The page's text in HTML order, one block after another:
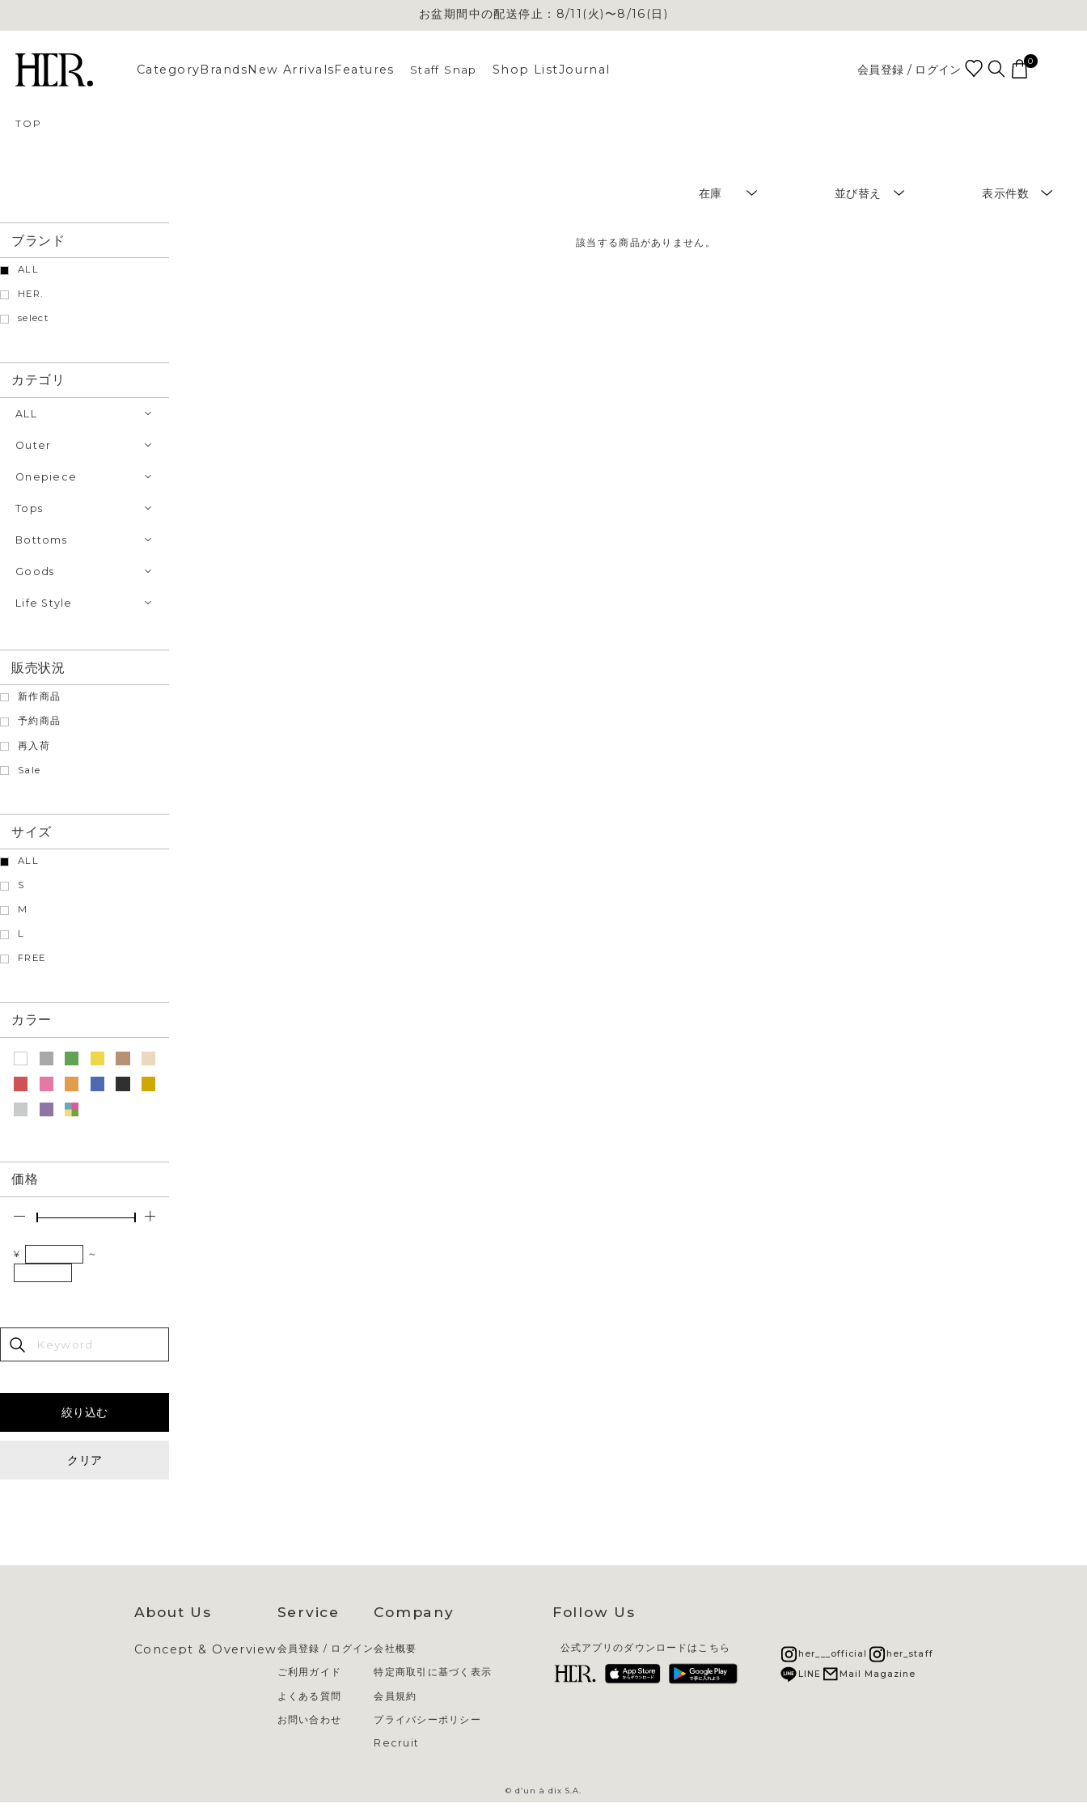
お盆期間中の配送停止：8/11(火)〜8/16(日)
Category Brands New Arrivals Features Staff Snap Shop ListJournal 会員登録 / ログイン
0
TOP
在庫 並び替え 表示件数
ブランド
ALL
HER.
select
カテゴリ
ALL
Outer
Onepiece
Tops
Bottoms
Goods
Life Style
販売状況
新作商品
予約商品
再入荷
Sale
サイズ
ALL
S
M
L
FREE
カラー
価格
¥ ～
絞り込む
クリア
該当する商品がありません。
About Us
Concept & Overview
Service
会員登録 / ログイン
ご利用ガイド
よくある質問
お問い合わせ
Company
会社概要
特定商取引に基づく表示
会員規約
プライバシーポリシー
Recruit
Follow Us
公式アプリのダウンロードはこちら
her___official
her_staff
LINE
Mail Magazine
© d’un à dix S.A.